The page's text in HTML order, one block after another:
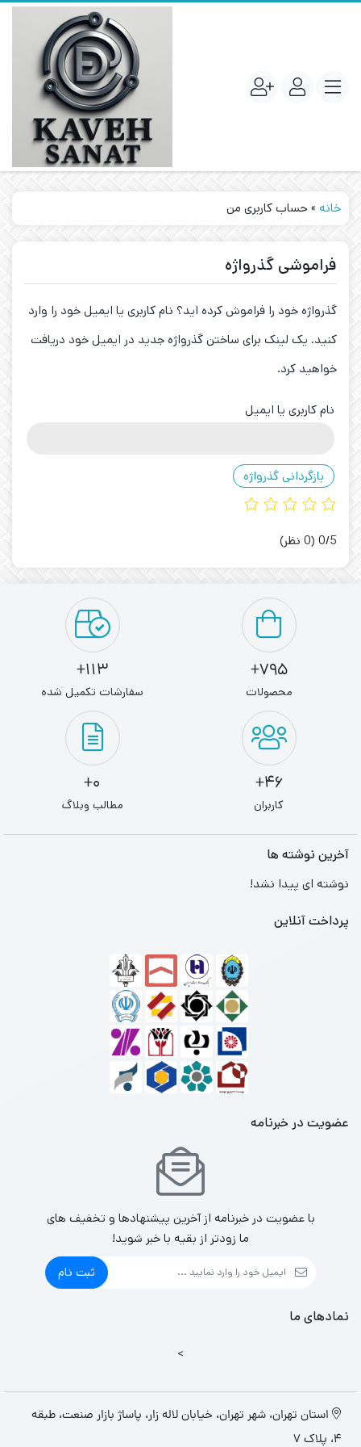
خانه » حساب کاربری من
فراموشی گذرواژه
گذرواژه خود را فراموش کرده اید؟ نام کاربری یا ایمیل خود را وارد
کنید. یک لینک برای ساختن گذرواژه جدید در ایمیل خود دریافت
خواهید کرد.
نام کاربری یا ایمیل
بازگردانی گذرواژه
‫0/5 ‫(0 نظر)
795+
محصولات
113+
سفارشات تکمیل شده
46+
کاربران
0+
مطالب وبلاگ
آخرین نوشته ها
نوشته ای پیدا نشد!
پرداخت آنلاین
عضویت در خبرنامه
با عضویت در خبرنامه از آخرین پیشنهادها و تخفیف های
ما زودتر از بقیه با خبر شوید!
ثبت نام
نمادهای ما
>
استان تهران، شهر تهران، خیابان لاله زار، پاساژ بازار صنعت، طبقه
4، پلاک 7